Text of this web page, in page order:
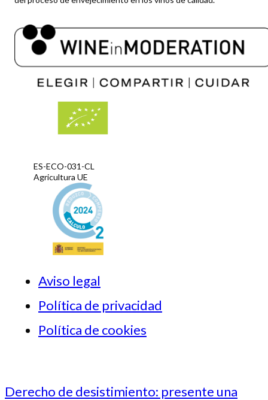
ES-ECO-031-CL
Agricultura UE
Aviso legal
Política de privacidad
Política de cookies
Derecho de desistimiento: presente una